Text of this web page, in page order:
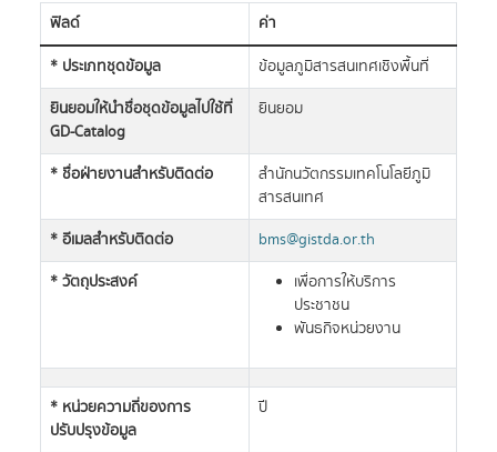
ฟิลด์
ค่า
* ประเภทชุดข้อมูล
ข้อมูลภูมิสารสนเทศเชิงพื้นที่
ยินยอมให้นำชื่อชุดข้อมูลไปใช้ที่
GD-Catalog
ยินยอม
* ชื่อฝ่ายงานสำหรับติดต่อ
สำนักนวัตกรรมเทคโนโลยีภูมิ
สารสนเทศ
* อีเมลสำหรับติดต่อ
bms@gistda.or.th
* วัตถุประสงค์
เพื่อการให้บริการ
ประชาชน
พันธกิจหน่วยงาน
* หน่วยความถี่ของการ
ปรับปรุงข้อมูล
ปี